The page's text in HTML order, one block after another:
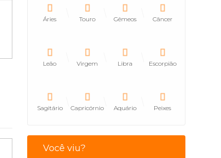
Áries Touro Gêmeos Câncer
Leão Virgem Libra Escorpião
Sagitário Capricórnio Aquário Peixes
Você viu?